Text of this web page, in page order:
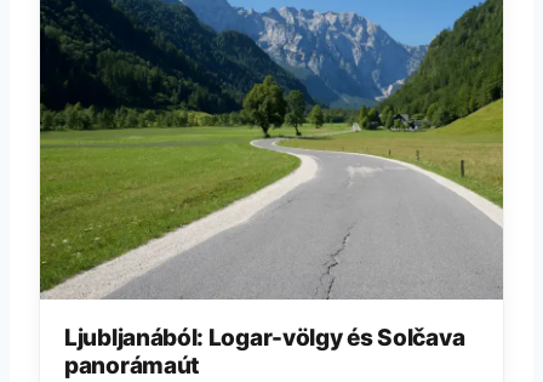
Ljubljanából: Logar-völgy és Solčava
panorámaút